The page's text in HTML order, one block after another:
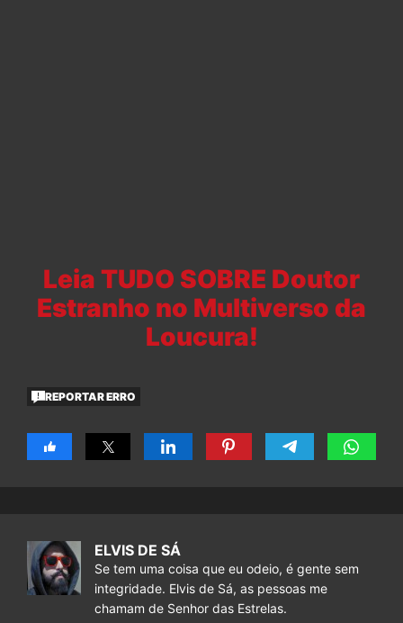
Leia TUDO SOBRE Doutor
Estranho no Multiverso da
Loucura!
REPORTAR ERRO
ELVIS DE SÁ
Se tem uma coisa que eu odeio, é gente sem
integridade. Elvis de Sá, as pessoas me
chamam de Senhor das Estrelas.